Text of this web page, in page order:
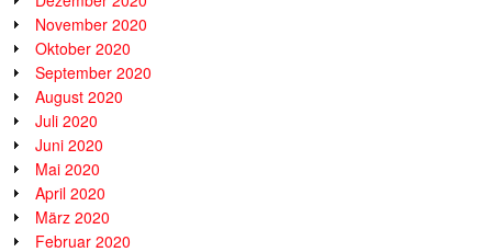
November 2020
Oktober 2020
September 2020
August 2020
Juli 2020
Juni 2020
Mai 2020
April 2020
März 2020
Februar 2020